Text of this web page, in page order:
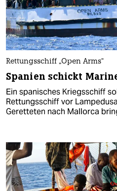
Rettungsschiff „Open Arms“
Spanien schickt
Ein spanisches Kriegsschiff
Rettungsschiff vor
Geretteten nach Mallorca